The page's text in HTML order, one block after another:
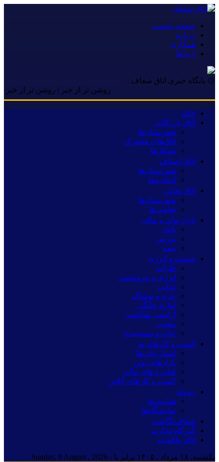
صفحه نخست
درباره
همکاری
ارتباط
۞ پایگاه خبری اتاق شفاف :
روشن تر از خبر | روشن تر از خبر |
خانه
اتاق بازرگانی
شهرستان‌ها
اتاق‌های مشترک
تشکل‌ها
اتاق اصناف
شهرستان‌ها
اتحادیه‌ها
اتاق تعاون
شهرستان‌ها
تعاونی‌ها
بازار پولی و مالی
بانک
بورس
بیمه
صنعت و انرژی
فلزات
انرژی و پتروشیمی
غذایی
چرم و پوشاک
لوازم خانگی
آرایشی بهداشتی
معدنی
چاپ و بسته‌بندی
کسب و کارهای نو
استارت‌آپ‌ها
بازارهای نوین
فناوری‌های مالی
کسب و کارهای آنلاین
رویداد
همایش‌ها
نمایشگاه‌ها
شفاف‌نگاشت
گذرگاه تجارت
اتاق واقعیت
یکشنبه, ۱۸ مرداد , ۱۴۰۵ برابر با - Sunday, 9 August , 2026